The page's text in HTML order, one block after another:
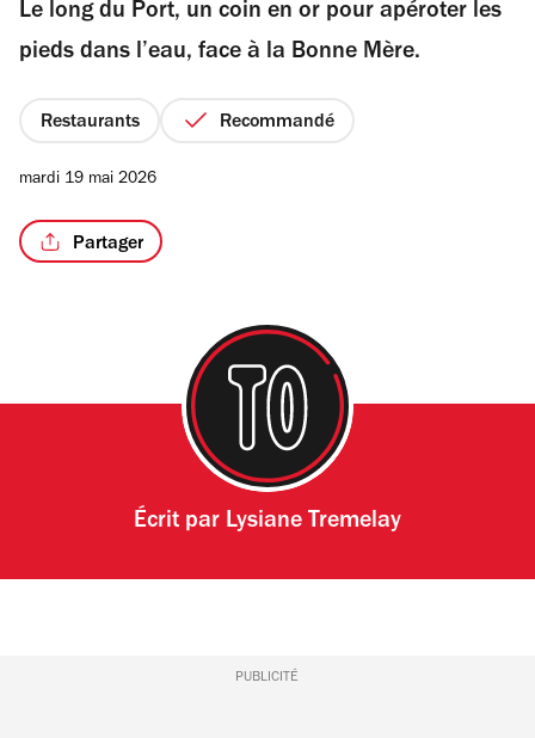
5
étoiles
Le long du Port, un coin en or pour apéroter les
pieds dans l’eau, face à la Bonne Mère.
Restaurants Recommandé
mardi 19 mai 2026
Partager
Écrit par Lysiane Tremelay
PUBLICITÉ